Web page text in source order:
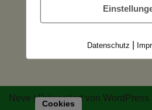
Neve | Präsentiert von WordPress
Cookies
Datenschutz